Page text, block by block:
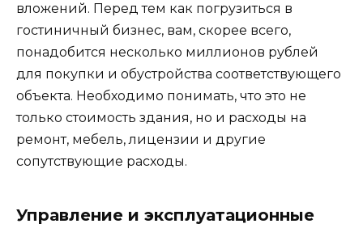
вложений. Перед тем как погрузиться в
гостиничный бизнес, вам, скорее всего,
понадобится несколько миллионов рублей
для покупки и обустройства соответствующего
объекта. Необходимо понимать, что это не
только стоимость здания, но и расходы на
ремонт, мебель, лицензии и другие
сопутствующие расходы.
Управление и эксплуатационные